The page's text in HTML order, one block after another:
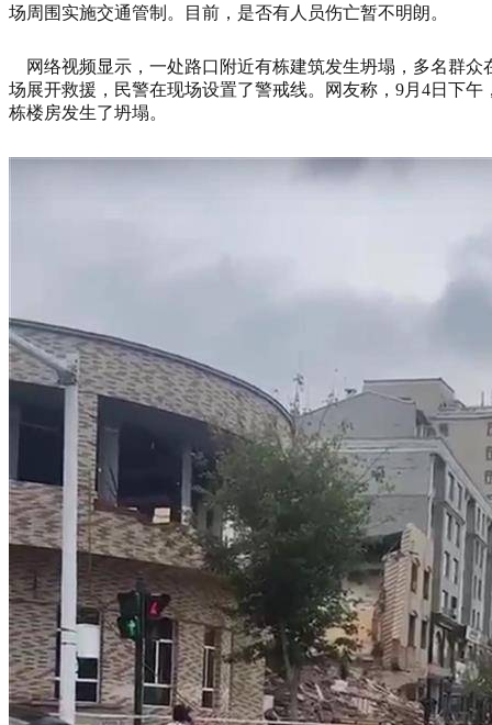
场周围实施交通管制。目前，是否有人员伤亡暂不明朗。
网络视频显示，一处路口附近有栋建筑发生坍塌，多名群众
场展开救援，民警在现场设置了警戒线。网友称，9月4日下
栋楼房发生了坍塌。